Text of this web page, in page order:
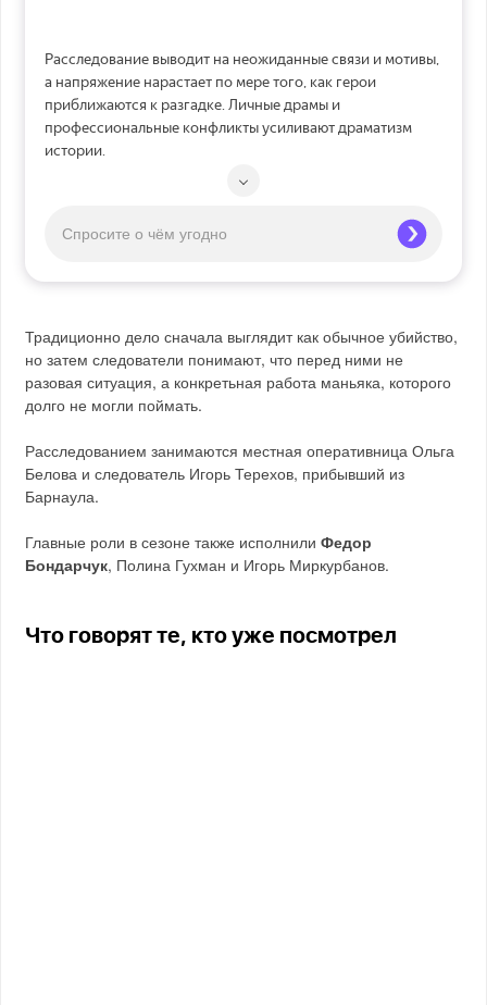
Расследование выводит на неожиданные связи и мотивы,
а напряжение нарастает по мере того, как герои
приближаются к разгадке. Личные драмы и
профессиональные конфликты усиливают драматизм
истории.
Традиционно дело сначала выглядит как обычное убийство,
но затем следователи понимают, что перед ними не
разовая ситуация, а конкретьная работа маньяка, которого
долго не могли поймать.
Расследованием занимаются местная оперативница Ольга
Белова и следователь Игорь Терехов, прибывший из
Барнаула.
Главные роли в сезоне также исполнилиФедор
Бондарчук, Полина Гухман и Игорь Миркурбанов.
Что говорят те, кто уже посмотрел